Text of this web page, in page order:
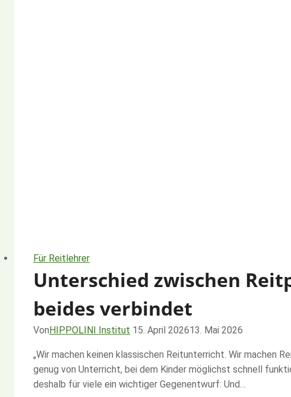
Für Reitlehrer
Unterschied zwischen
beides verbindet
VonHIPPOLINI Institut 15. April 202613. Mai 2026
„Wir machen keinen klassischen Reitunterricht. Wir machen
genug von Unterricht, bei dem Kinder möglichst schnell
deshalb für viele ein wichtiger Gegenentwurf: Und…